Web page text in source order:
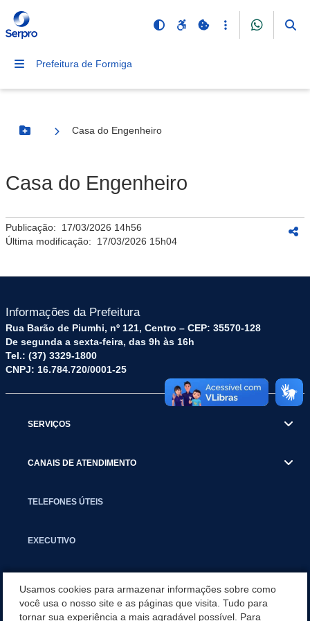
Prefeitura de Formiga
Botão Menu
Casa do Engenheiro
Casa do Engenheiro
Publicação: 17/03/2026 14h56
Última modificação: 17/03/2026 15h04
Informações da Prefeitura
Rua Barão de Piumhi, nº 121, Centro – CEP: 35570-128
De segunda a sexta-feira, das 9h às 16h
Tel.: (37) 3329-1800
CNPJ: 16.784.720/0001-25
SERVIÇOS
CANAIS DE ATENDIMENTO
TELEFONES ÚTEIS
EXECUTIVO
APLICATIVO
Usamos cookies para armazenar informações sobre como
você usa o nosso site e as páginas que visita. Tudo para
tornar sua experiência a mais agradável possível. Para